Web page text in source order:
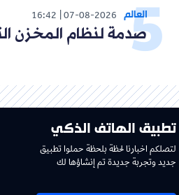
العالم 07-08-2026
16:42
صدمة لنظام المخزن
تطبيق الهاتف الذكي
لتصلكم اخبارنا لحظة بلحظة حملوا تطبيق
جديد وتجربة جديدة تم إنشاؤها لك